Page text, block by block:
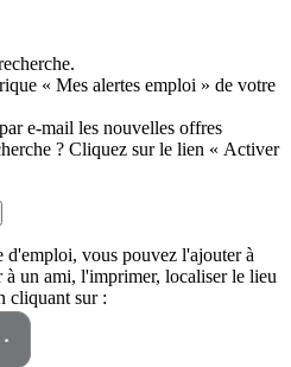
« Mes alertes emploi » de votre
e-mail les nouvelles offres
? Cliquez sur le lien « Activer
vous pouvez l'ajouter à
un ami, l'imprimer, localiser le lieu
cliquant sur :